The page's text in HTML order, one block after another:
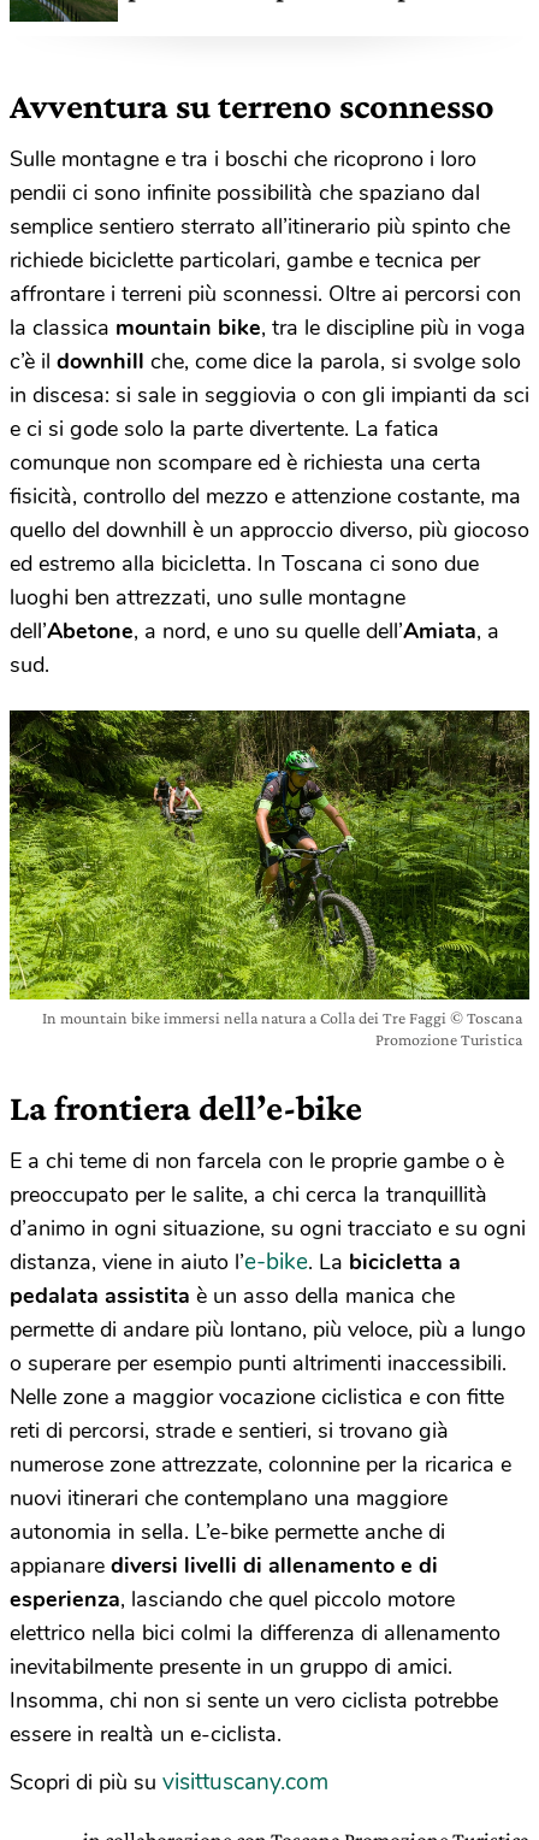
Avventura su terreno sconnesso
Sulle montagne e tra i boschi che ricoprono i loro
pendii ci sono infinite possibilità che spaziano dal
semplice sentiero sterrato all’itinerario più spinto che
richiede biciclette particolari, gambe e tecnica per
affrontare i terreni più sconnessi. Oltre ai percorsi con
la classica mountain bike, tra le discipline più in voga
c’è il downhill che, come dice la parola, si svolge solo
in discesa: si sale in seggiovia o con gli impianti da sci
e ci si gode solo la parte divertente. La fatica
comunque non scompare ed è richiesta una certa
fisicità, controllo del mezzo e attenzione costante, ma
quello del downhill è un approccio diverso, più giocoso
ed estremo alla bicicletta. In Toscana ci sono due
luoghi ben attrezzati, uno sulle montagne
dell’Abetone, a nord, e uno su quelle dell’Amiata, a
sud.
In mountain bike immersi nella natura a Colla dei Tre Faggi © Toscana
Promozione Turistica
La frontiera dell’e-bike
E a chi teme di non farcela con le proprie gambe o è
preoccupato per le salite, a chi cerca la tranquillità
d’animo in ogni situazione, su ogni tracciato e su ogni
distanza, viene in aiuto l’e-bike. La bicicletta a
pedalata assistita è un asso della manica che
permette di andare più lontano, più veloce, più a lungo
o superare per esempio punti altrimenti inaccessibili.
Nelle zone a maggior vocazione ciclistica e con fitte
reti di percorsi, strade e sentieri, si trovano già
numerose zone attrezzate, colonnine per la ricarica e
nuovi itinerari che contemplano una maggiore
autonomia in sella. L’e-bike permette anche di
appianare diversi livelli di allenamento e di
esperienza, lasciando che quel piccolo motore
elettrico nella bici colmi la differenza di allenamento
inevitabilmente presente in un gruppo di amici.
Insomma, chi non si sente un vero ciclista potrebbe
essere in realtà un e-ciclista.
Scopri di più su visittuscany.com